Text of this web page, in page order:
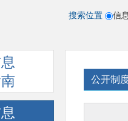
搜索位置 信
公开制